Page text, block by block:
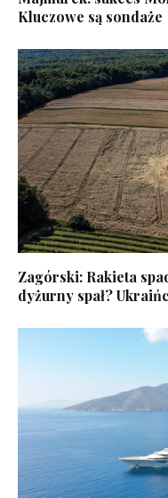
Kluczowe są sondaże
Zagórski: Rakieta
dyżurny spał?